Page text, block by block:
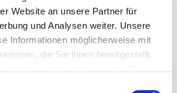
Website an unsere Partner für
und Analysen weiter. Unsere
Informationen möglicherweise mit
die Sie ihnen bereitgestellt